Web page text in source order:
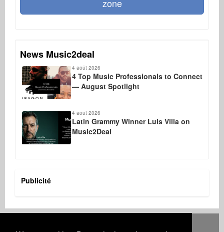
zone
News Music2deal
4 août 2026
4 Top Music Professionals to Connect
— August Spotlight
4 août 2026
Latin Grammy Winner Luis Villa on
Music2Deal
Publicité